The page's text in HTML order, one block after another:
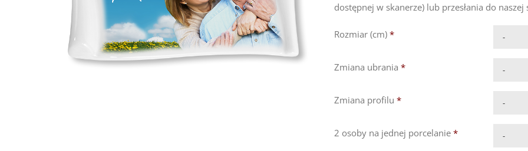
dostępnej w skanerze) lub przesłania do
Rozmiar (cm) *
Zmiana ubrania *
Zmiana profilu *
2 osoby na jednej porcelanie *